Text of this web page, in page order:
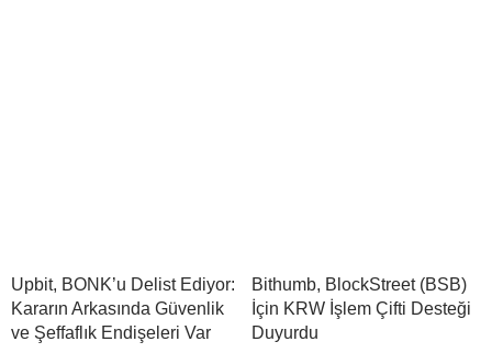
Upbit, BONK’u Delist Ediyor:
Kararın Arkasında Güvenlik
ve Şeffaflık Endişeleri Var
Bithumb, BlockStreet (BSB)
İçin KRW İşlem Çifti Desteği
Duyurdu